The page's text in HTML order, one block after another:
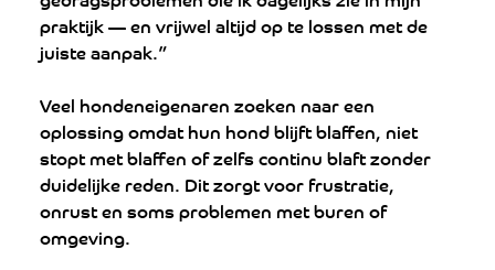
praktijk — en vrijwel altijd op te lossen met de
juiste aanpak.”
Veel hondeneigenaren zoeken naar een
oplossing omdat hun hond blijft blaffen, niet
stopt met blaffen of zelfs continu blaft zonder
duidelijke reden. Dit zorgt voor frustratie,
onrust en soms problemen met buren of
omgeving.